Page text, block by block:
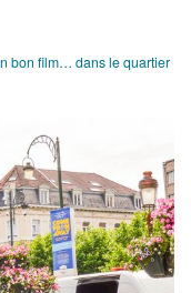
bon film… dans le quartier